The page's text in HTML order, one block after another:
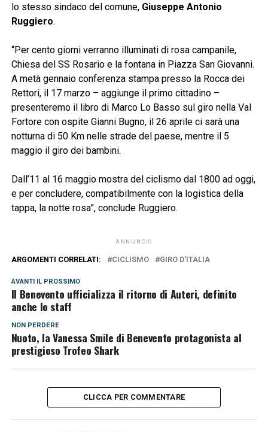
lo stesso sindaco del comune,Giuseppe Antonio
Ruggiero.
“Per cento giorni verranno illuminati di rosa campanile,
Chiesa del SS Rosario e la fontana in Piazza San Giovanni.
A metà gennaio conferenza stampa presso la Rocca dei
Rettori, il 17 marzo – aggiunge il primo cittadino –
presenteremo il libro di Marco Lo Basso sul giro nella Val
Fortore con ospite Gianni Bugno, il 26 aprile ci sarà una
notturna di 50 Km nelle strade del paese, mentre il 5
maggio il giro dei bambini.
Dall’11 al 16 maggio mostra del ciclismo dal 1800 ad oggi,
e per concludere, compatibilmente con la logistica della
tappa, la notte rosa”, conclude Ruggiero.
ANNUNCIO
ARGOMENTI CORRELATI: CICLISMO GIRO D'ITALIA
AVANTI IL ​​PROSSIMO
Il Benevento ufficializza il ritorno di Auteri, definito
anche lo staff
NON PERDERE
Nuoto, la Vanessa Smile di Benevento protagonista al
prestigioso Trofeo Shark
CLICCA PER COMMENTARE